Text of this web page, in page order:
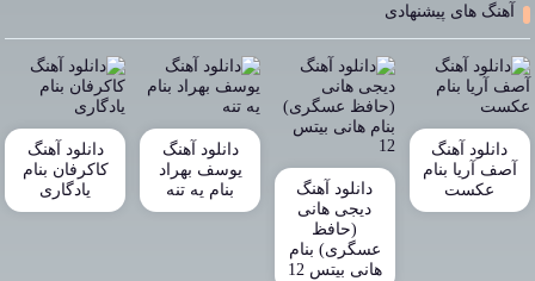
آهنگ های پیشنهادی
دانلود آهنگ
آصف آریا بنام
عکست
دانلود آهنگ
دیجی هانی
(حافظ
عسگری) بنام
هانی بیتس 12
دانلود آهنگ
یوسف بهراد
بنام یه تنه
دانلود آهنگ
کاکرفان بنام
یادگاری